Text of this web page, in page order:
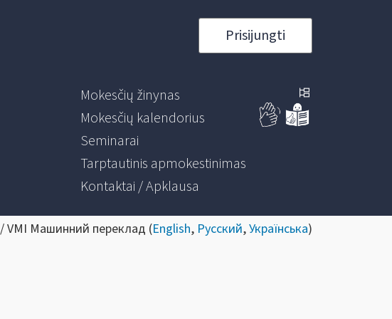
Prisijungti
Mokesčių žinynas
Mokesčių kalendorius
Seminarai
Tarptautinis apmokestinimas
Kontaktai / Apklausa
VMI Машинний переклад (English, Русский,Українська)